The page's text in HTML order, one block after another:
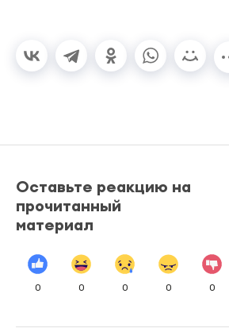
Оставьте реакцию на
прочитанный
материал
0 0 0 0 0